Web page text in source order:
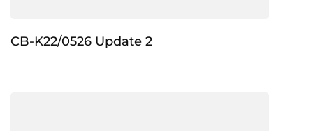
CB-K22/0526 Update 2